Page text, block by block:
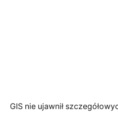
GIS nie ujawnił